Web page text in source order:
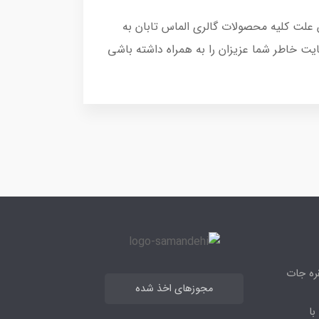
کلیه محصولات گالری الماس تابان به
خاطر شما عزیزان را به همراه داشته باشی
جات
مجوزهای اخذ شده